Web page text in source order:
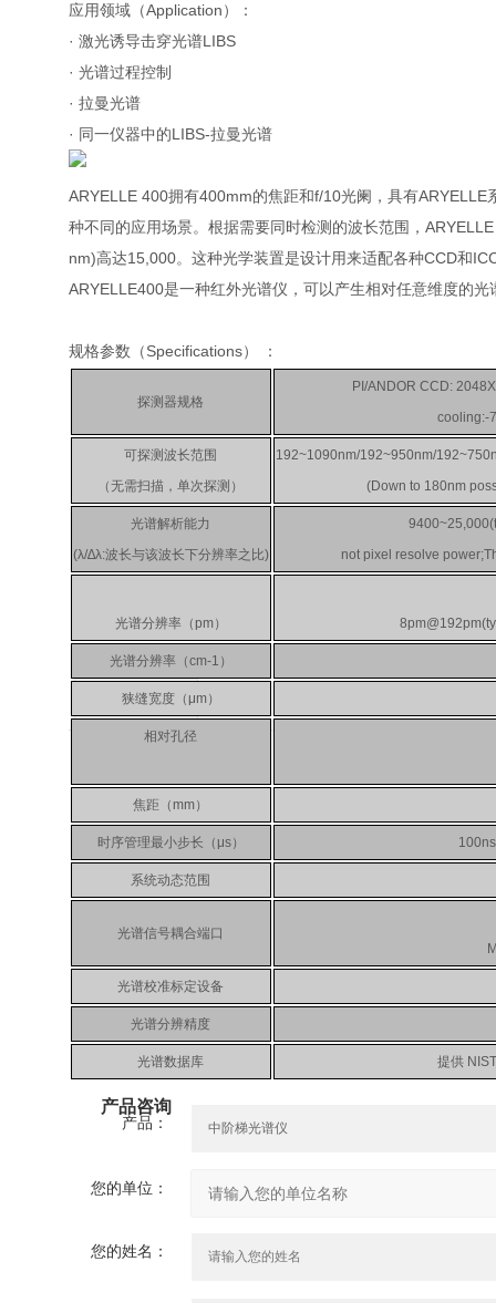
应用领域（Application）：
· 激光诱导击穿光谱LIBS
· 光谱过程控制
· 拉曼光谱
· 同一仪器中的LIBS-拉曼光谱
ARYELLE 400拥有400mm的焦距和f/10光阑，具有ARYELLE
种不同的应用场景。根据需要同时检测的波长范围，
nm)高达15,000。这种光学装置是设计用来适配各种CCD和
ARYELLE400是一种红外光谱仪，可以产生相对任意维度的光谱
规格参数（Specifications） ：
探测器规格
PI/ANDOR CCD:
cooling:-
可探测波长范围
（无需扫描，单次探测）
192~1090nm/192~950nm/
(Down to 180nm
光谱解析能力
(λ/∆λ:波长与该波长下分辨率之比)
not pixel resolve
光谱分辨率（pm）
光谱分辨率（cm-1）
狭缝宽度（μm）
相对孔径
焦距（mm）
时序管理最小步长（μs）
系统动态范围
光谱信号耦合端口
光谱校准标定设备
光谱分辨精度
光谱数据库 提供
产品咨询
产品：
您的单位：
您的姓名：